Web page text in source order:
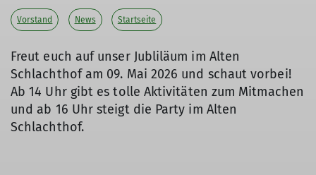
Vorstand News Startseite
Freut euch auf unser Jubliläum im Alten
Schlachthof am 09. Mai 2026 und schaut vorbei!
Ab 14 Uhr gibt es tolle Aktivitäten zum Mitmachen
und ab 16 Uhr steigt die Party im Alten
Schlachthof.